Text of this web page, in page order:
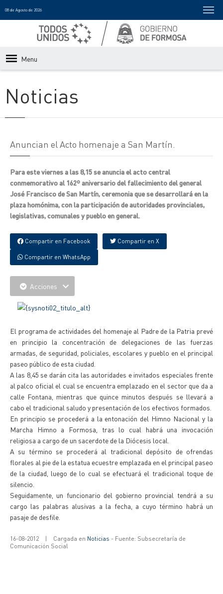
08 de Agosto de 2026
Menu
Noticias
Anuncian el Acto homenaje a San Martín.
Para este viernes a las 8,15 se anuncia el acto central
conmemorativo al 162º aniversario del fallecimiento del general
José Francisco de San Martín, ceremonia que se desarrollará en la
plaza homónima, con la participación de autoridades provinciales,
legislativas, comunales y pueblo en general.
Compartir en Facebook Compartir en X
Compartir en WhatsApp
Acciones
El programa de actividades del homenaje al Padre de la Patria prevé
en principio la concentración de delegaciones de las fuerzas
armadas, de seguridad, policiales, escolares y pueblo en el principal
paseo público de esta ciudad.
A las 8,45 se darán cita las autoridades e invitados especiales frente
al palco oficial el cual se encuentra emplazado en el sector que da a
calle Fontana, mientras que quince minutos después se llevará a
cabo el tradicional saludo y presentación de los efectivos formados.
En principio se procederá a la entonación del Himno Nacional y la
Marcha Himno a Formosa, tras lo cual habrá una invocación
religiosa a cargo de un sacerdote de la Diócesis local.
A su término se procederá al tradicional depósito de ofrendas
florales al pie de la estatua ecuestre emplazada en el principal paseo
de la ciudad, luego de lo cual se efectuará el tradicional toque de
silencio.
Seguidamente, un funcionario del gobierno provincial tendrá a su
cargo las palabras alusivas a la fecha, a cuyo término habrá un
pasaje de desfile.
16-08-2012 | Cargada en Noticias - Fuente: Subsecretaría de
Comunicación Social